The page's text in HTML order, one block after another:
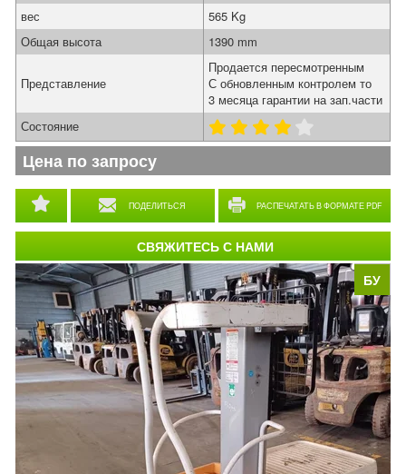
БУ
ПОДЕЛИТЬСЯ РАСПЕЧАТАТЬ В ФОРМАТЕ PDF
вес
565 Kg
Общая высота
1390 mm
Представление
Продается пересмотренным
С обновленным контролем то
3 месяца гарантии на зап.части
Состояние
Цена по запросу
СВЯЖИТЕСЬ С НАМИ